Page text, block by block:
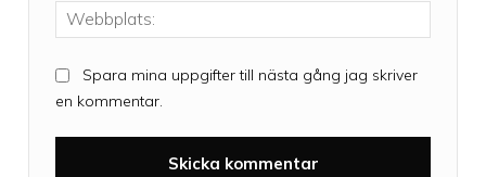
Spara mina uppgifter till nästa gång jag skriver
en kommentar.